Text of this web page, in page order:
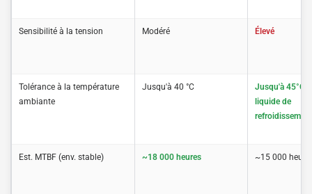
Sensibilité à la tension Modéré Élevé
Tolérance à la température
ambiante
Jusqu'à 40 °C
Jusqu'à 45°C
liquide de
Est. MTBF (env. stable) ~18 000 heures ~15 000